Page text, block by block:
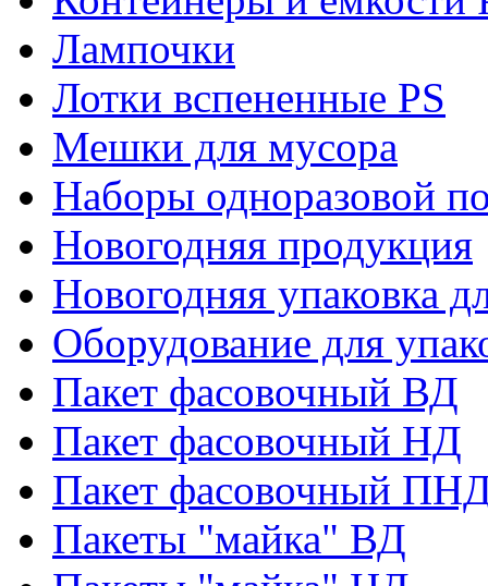
Лампочки
Лотки вспененные PS
Мешки для мусора
Наборы одноразовой
Новогодняя продукция
Новогодняя упаковка
Оборудование для
Пакет фасовочный ВД
Пакет фасовочный НД
Пакет фасовочный
Пакеты "майка" ВД